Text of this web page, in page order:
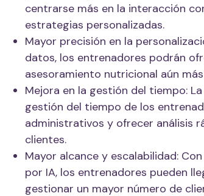
centrarse más en la interacción
estrategias personalizadas.
Mayor precisión en la
datos, los entrenadores podrán
asesoramiento nutricional aún
Mejora en la gestión del tiempo:
gestión del tiempo de los
administrativos y ofrecer análisis
clientes.
Mayor alcance y escalabilidad:
por IA, los entrenadores pueden
gestionar un mayor número de